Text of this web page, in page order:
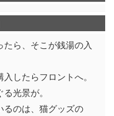
ら、そこが銭湯の入
したらフロントへ。
光景が。
るのは、猫グッズの